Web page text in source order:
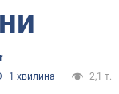
1 хвилина 2,1 т.